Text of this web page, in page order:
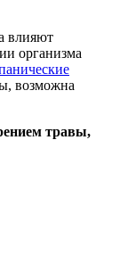
влияют
организма
возможна
травы,